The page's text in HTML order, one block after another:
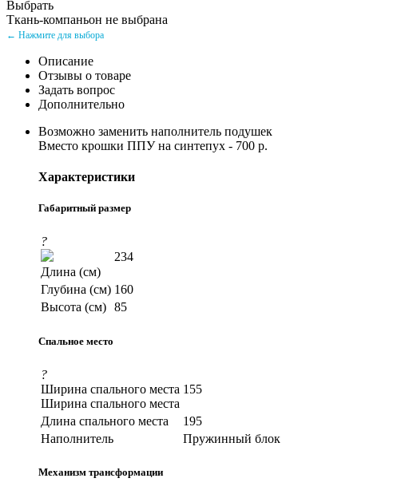
Выбрать
Ткань-компаньон не выбрана
← Нажмите для выбора
Описание
Отзывы о товаре
Задать вопрос
Дополнительно
Возможно заменить наполнитель подушек
Вместо крошки ППУ на синтепух - 700 р.
Характеристики
Габаритный размер
?
Длина (см)
234
Глубина (см) 160
Высота (см) 85
Спальное место
?
Ширина спального места
Ширина спального места
155
Длина спального места
195
Наполнитель
Пружинный блок
Механизм трансформации